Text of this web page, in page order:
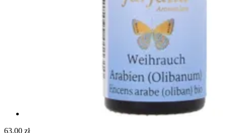
63,00 zł